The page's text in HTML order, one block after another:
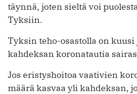
täynnä, joten sieltä voi
Tyksiin.
Tyksin teho-osastolla on kuusi
kahdeksan koronatautia
Jos eristyshoitoa vaativien
määrä kasvaa yli kahdeksan,